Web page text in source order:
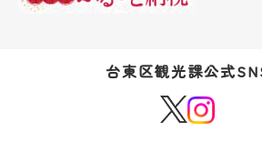
台東区観光課公式